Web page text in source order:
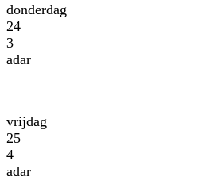
donderdag
24
3
adar
vrijdag
25
4
adar